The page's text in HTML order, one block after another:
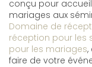
conçu pour
mariages aux
Domaine de
réception pour les
pour les mariages,
faire de votre